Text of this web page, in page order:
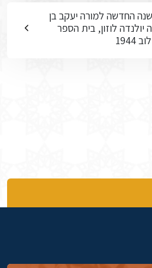
החדשה למורה יעקב בן
לוזון, בית הספר